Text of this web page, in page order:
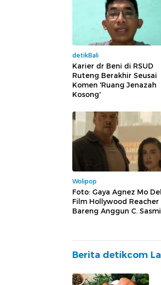
detikBali
Karier dr Beni di RSUD
Ruteng Berakhir Seusai
Komen 'Ruang Jenazah
Kosong'
Wolipop
Foto: Gaya Agnez Mo
Film Hollywood Reacher
Bareng Anggun C. Sasmi
Berita detikcom